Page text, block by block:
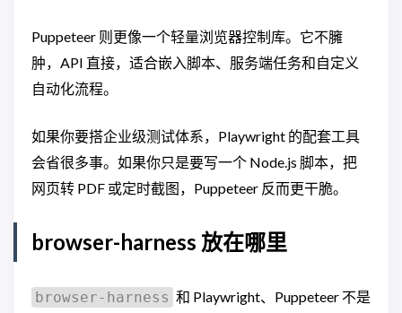
Puppeteer 则更像一个轻量浏览器控制库。它不臃
肿，API 直接，适合嵌入脚本、服务端任务和自定义
自动化流程。
如果你要搭企业级测试体系，Playwright 的配套工具
会省很多事。如果你只是要写一个 Node.js 脚本，把
网页转 PDF 或定时截图，Puppeteer 反而更干脆。
browser-harness 放在哪里
browser-harness 和 Playwright、Puppeteer 不是